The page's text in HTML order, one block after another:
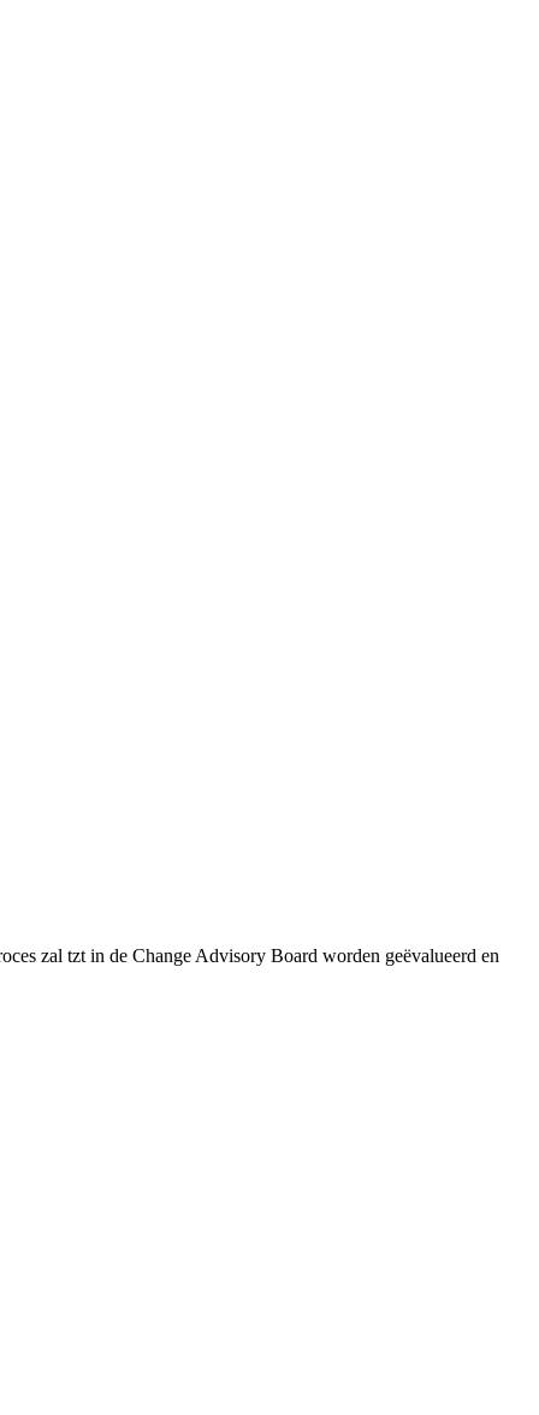
zal tzt in de Change Advisory Board worden geëvalueerd en